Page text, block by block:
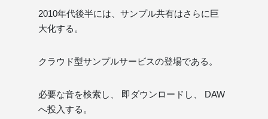
2010年代後半には、サンプル共有はさらに巨
大化する。
クラウド型サンプルサービスの登場である。
必要な音を検索し、 即ダウンロードし、 DAW
へ投入する。